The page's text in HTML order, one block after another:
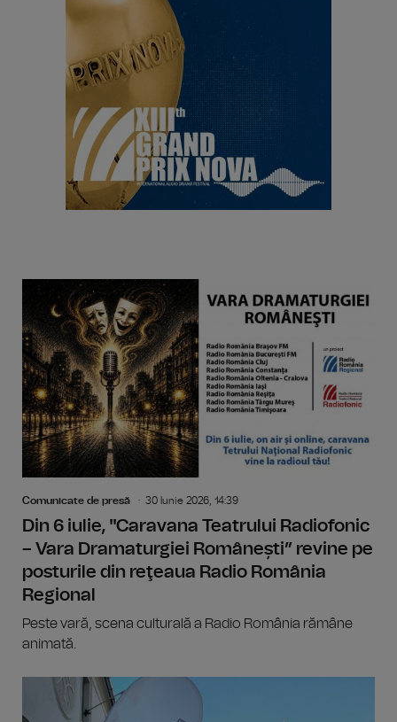
Comunicate de presă 30 Iunie 2026, 14:39
Din 6 iulie, "Caravana Teatrului Radiofonic
– Vara Dramaturgiei Românești” revine pe
posturile din reţeaua Radio România
Regional
Peste vară, scena culturală a Radio România rămâne
animată.